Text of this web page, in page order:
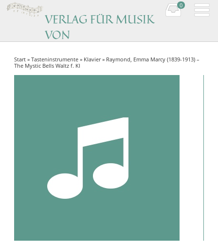
VERLAG FÜR MUSIK
VON
Music by women composers
0
Start »Tasteninstrumente » Klavier» Raymond, Emma Marcy (1839-1913) –
The Mystic Bells Waltz f. Kl